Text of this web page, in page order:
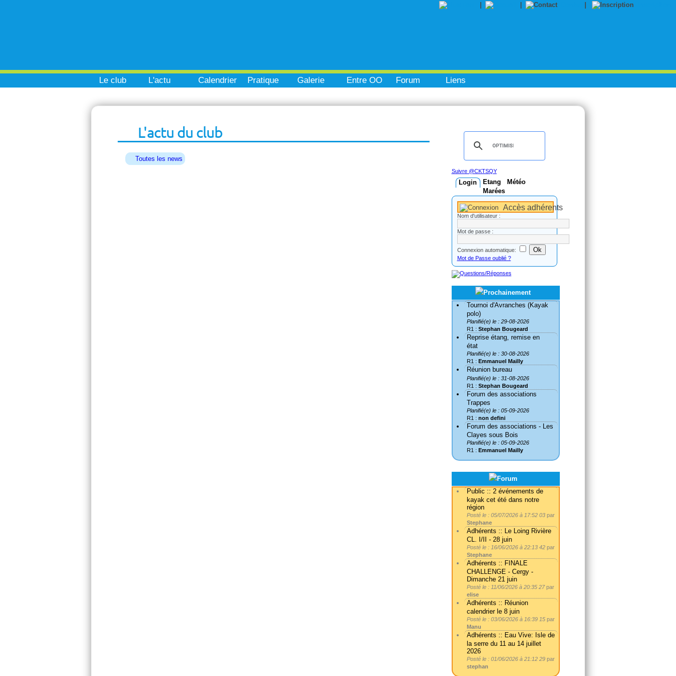
Le club L'actu Calendrier Pratique Galerie Entre OO Forum Liens
L'actu du club
Toutes les news
Suivre @CKTSQY
Login Etang
Météo
Marées
Accès adhérents
Nom d'utilisateur :
Mot de passe :
Connexion automatique:
Mot de Passe oublié ?
Tournoi d'Avranches (Kayak
polo)
Planifié(e) le : 29-08-2026
R1 : Stephan Bougeard
Reprise étang, remise en
état
Planifié(e) le : 30-08-2026
R1 : Emmanuel Mailly
Réunion bureau
Planifié(e) le : 31-08-2026
R1 : Stephan Bougeard
Forum des associations
Trappes
Planifié(e) le : 05-09-2026
R1 : non defini
Forum des associations - Les
Clayes sous Bois
Planifié(e) le : 05-09-2026
R1 : Emmanuel Mailly
Public :: 2 événements de
kayak cet été dans notre
région
Posté le : 05/07/2026 à 17:52 03 par
Stephane
Adhérents :: Le Loing Rivière
CL. I/II - 28 juin
Posté le : 16/06/2026 à 22:13 42 par
Stephane
Adhérents :: FINALE
CHALLENGE - Cergy -
Dimanche 21 juin
Posté le : 11/06/2026 à 20:35 27par
elise
Adhérents :: Réunion
calendrier le 8 juin
Posté le : 03/06/2026 à 16:39 15 par
Manu
Adhérents :: Eau Vive: Isle de
la serre du 11 au 14 juillet
2026
Posté le : 01/06/2026 à 21:12 29 par
stephan